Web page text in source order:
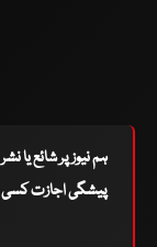
ہم نیوز پر شائع یا
پیشگی اجازت کسی